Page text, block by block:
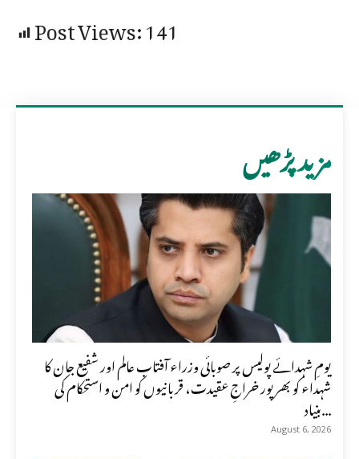
Post Views:141
مزید پڑھیں
یومِ شہدائے پولیس پر صوبائی وزراء آفتاب عالم اور شفیع جان کا
شہداء کو بھرپور خراجِ عقیدت، قربانیوں کو امن و استحکام کی
بنیاد...
August 6, 2026